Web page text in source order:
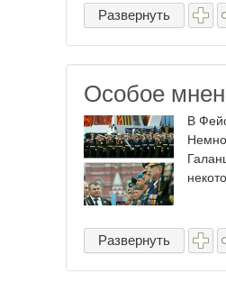
Развернуть
Особое
В
Развернуть